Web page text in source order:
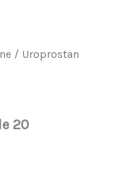
/ Uroprostan
20